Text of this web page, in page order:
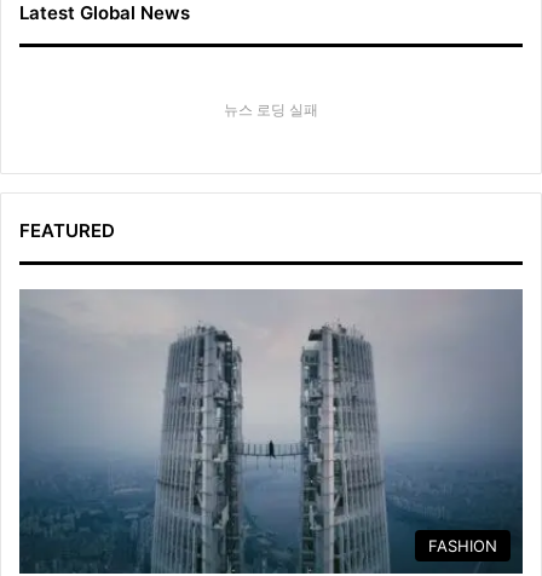
Latest Global News
뉴스 로딩 실패
FEATURED
FASHION